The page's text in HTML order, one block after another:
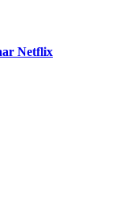
Netflix